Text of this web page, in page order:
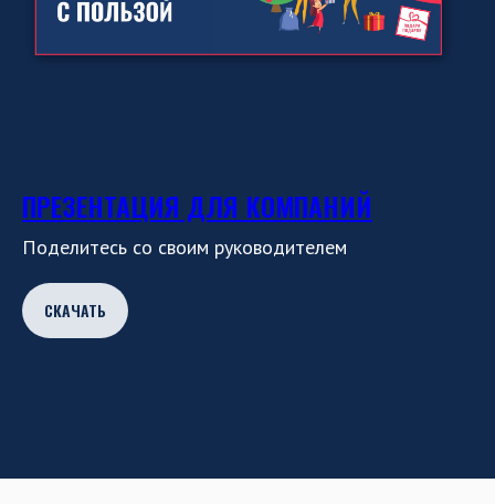
ПРЕЗЕНТАЦИЯ ДЛЯ КОМПАНИЙ
Поделитесь со своим руководителем
СКАЧАТЬ